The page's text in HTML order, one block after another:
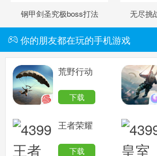
钢甲剑圣究极boss打法 无尽挑
你的朋友都在玩的手机游戏
荒野行动
下载
王者荣耀
下载